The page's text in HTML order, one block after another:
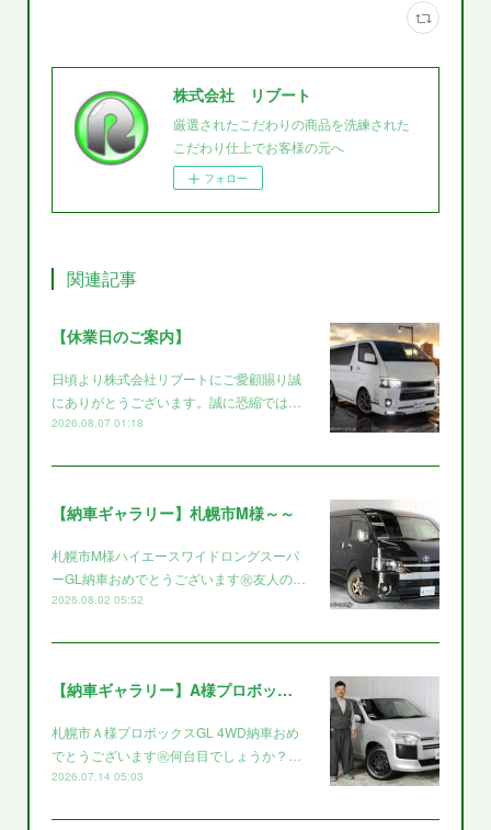
株式会社 リブート
厳選されたこだわりの商品を洗練された
こだわり仕上でお客様の元へ
フォロー
関連記事
【休業日のご案内】
日頃より株式会社リブートにご愛顧賜り誠
にありがとうございます。誠に恐縮では…
2026.08.07 01:18
【納車ギャラリー】札幌市M様～～
札幌市M様ハイエースワイドロングスーパ
ーGL納車おめでとうございます㊗️友人の…
2026.08.02 05:52
【納車ギャラリー】A様プロボックス～～
札幌市Ａ様プロボックスGL 4WD納車おめ
でとうございます㊗️何台目でしょうか？…
2026.07.14 05:03